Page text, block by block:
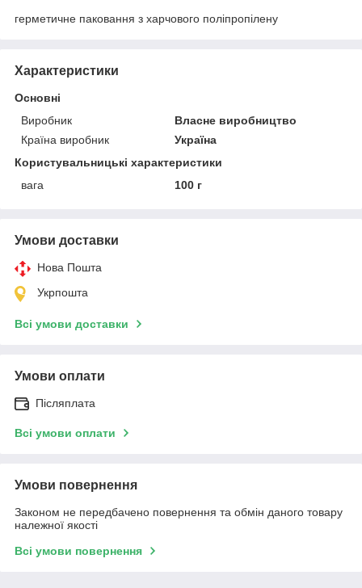
герметичне паковання з харчового поліпропілену
Характеристики
Основні
Виробник
Власне виробництво
Країна виробник
Україна
Користувальницькі характеристики
вага
100 г
Умови доставки
Нова Пошта
Укрпошта
Всі умови доставки
Умови оплати
Післяплата
Всі умови оплати
Умови повернення
Законом не передбачено повернення та обмін даного товару
належної якості
Всі умови повернення